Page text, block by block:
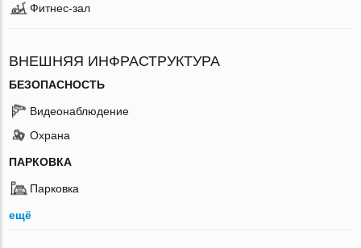
Фитнес-зал
ВНЕШНЯЯ ИНФРАСТРУКТУРА
БЕЗОПАСНОСТЬ
Видеонаблюдение
Охрана
ПАРКОВКА
Парковка
ещё